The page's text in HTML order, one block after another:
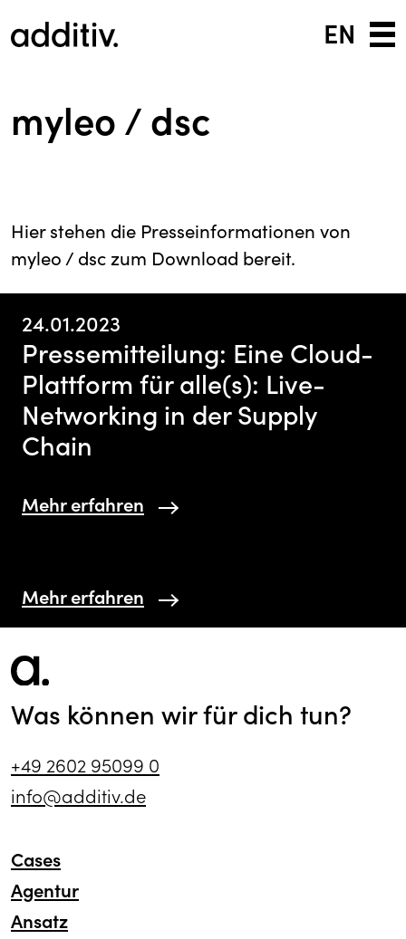
EN
myleo / dsc
Hier stehen die Presseinformationen von
myleo / dsc zum Download bereit.
24.01.2023
Pressemitteilung: Eine Cloud-
Plattform für alle(s): Live-
Networking in der Supply
Chain
Mehr erfahren
Mehr erfahren
Was können wir für dich tun?
+49 2602 95099 0
info@additiv.de
Cases
Agentur
Ansatz